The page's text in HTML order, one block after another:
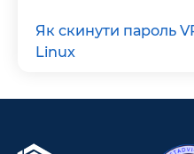
Як скинути пароль
Linux